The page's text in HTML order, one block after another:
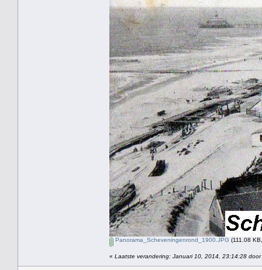
Panorama_Scheveningenrond_1900.JPG (111.08
« Laatste verandering: Januari 10, 2014, 23:14:28 door